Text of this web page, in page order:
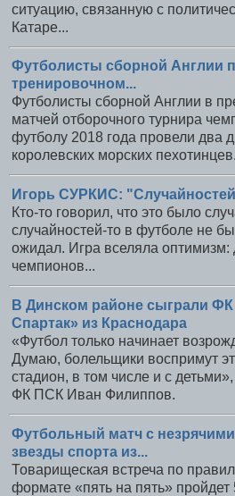
ситуацию, связанную с
Катаре...
Футболисты сборной Англии
тренировочном...
Футболисты сборной Англии в
матчей отборочного турнира
футболу 2018 года провели два
королевских морских
Игорь СУРКИС:
Кто-то говорил, что это было
случайностей-то в футболе не
ожидал. Игра вселяла оптимизм:
чемпионов...
В Динском районе сыграли
Спартак» из Краснодара
«Футбол только начинает
Думаю, болельщики воспримут
стадион, в том числе и с
ФК ПСК Иван Филиппов.
Футбольный матч с
звезды спорта из...
Товарищеская встреча по
формате «пять на пять»